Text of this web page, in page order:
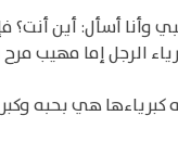
وأنا أسأل: أين
الرجل إما مهيب
كبرياءها هي بحبه